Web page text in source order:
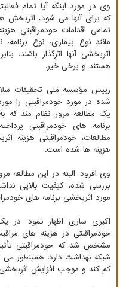
وی در مورد اینکه آیا تمام
که برای آنها می شود، اثربخش
تمامی اقدامات خودمراقبتی
مانند نوع بیماری، نوع
اثربخشی آنها اثرگذار باشند.
هستند و برخی خیر.
رییس مؤسسه ملی تحقیقات
شده در مورد خودمراقبتی را
برنامه های خودمراقبتی
مطالعات، خودمراقبتی
هزینه ها شده است.
وی افزود: البته در این مطالعه
بررسی شده، کیفیت بالایی
مورد اثربخشی برنامه های
اکبری ساری اظهار نمود: در
خودمراقبتی در هزینه های
مشخص شد که خودمراقبتی
شبکه بهداشت دارد. همینطور می
کم کند و موجب افزایش